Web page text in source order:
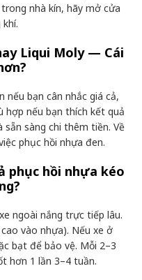
nhà kín, hãy mở cửa
Liqui Moly — Cái
nếu bạn cân nhắc giá cả,
hợp nếu bạn thích kết quả
sẵn sàng chi thêm tiền. Về
phục hồi nhựa đen.
phục hồi nhựa kéo
ngoài nắng trực tiếp lâu.
vào nhựa). Nếu xe ở
bạt để bảo vệ. Mỗi 2–3
hơn 1 lần 3–4 tuần.